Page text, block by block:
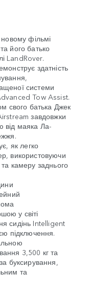
фільмі
його батько
LandRover.
здатність
системи
Tow Assist.
свого батька Джек
завдовжки
від маяка Ла-
як легко
використовуючи
камеру заднього
у світі
сидінь Intelligent
підключення.
3,500 кг та
буксирування,
та